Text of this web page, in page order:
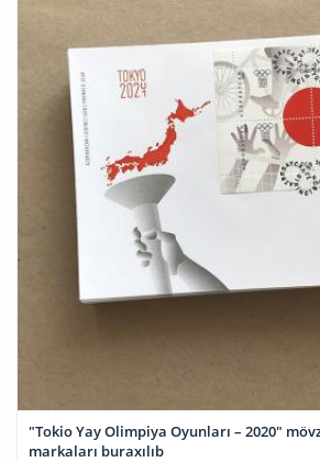
"Tokio Yay Olimpiya Oyunları – 2020"
markaları buraxılıb